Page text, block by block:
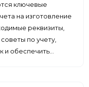
ключевые
на изготовление
реквизиты,
по учету,
обеспечить…